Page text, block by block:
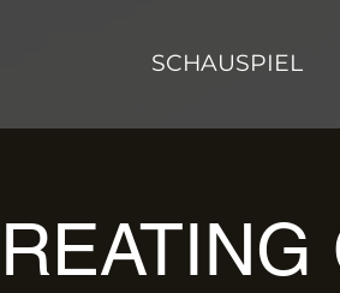
SCHAUSPIEL